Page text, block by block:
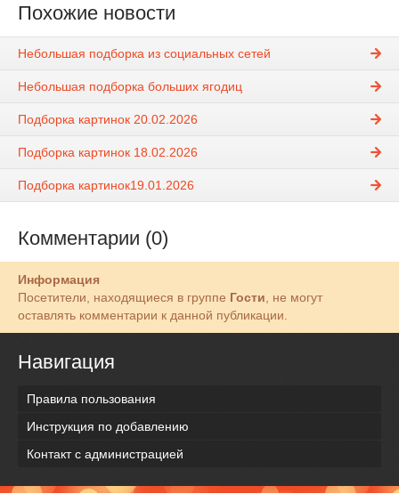
Похожие новости
Небольшая подборка из социальных сетей
Небольшая подборка больших ягодиц
Подборка картинок 20.02.2026
Подборка картинок 18.02.2026
Подборка картинок19.01.2026
Комментарии (0)
Информация
Посетители, находящиеся в группе Гости , не могут
оставлять комментарии к данной публикации.
Навигация
Правила пользования
Инструкция по добавлению
Контакт с администрацией